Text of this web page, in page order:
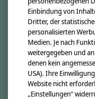
crêpes suzette
Über uns
Unsere Creppies
Nähkästchen
Unsere Stoffe
Impressum
Einbindung von
Dritter, der
personalisierten
Medien. Je nach
weitergegeben und
denen kein
USA). Ihre
Website nicht
„Einstellungen“